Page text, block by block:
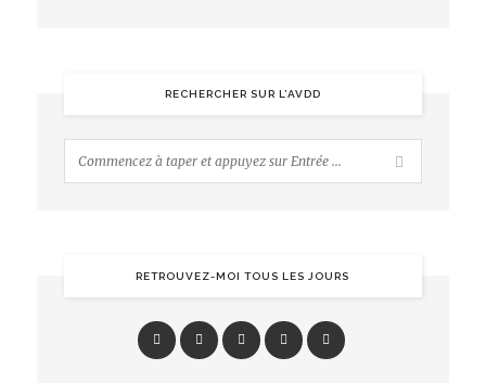
RECHERCHER SUR L’AVDD
RETROUVEZ-MOI TOUS LES JOURS